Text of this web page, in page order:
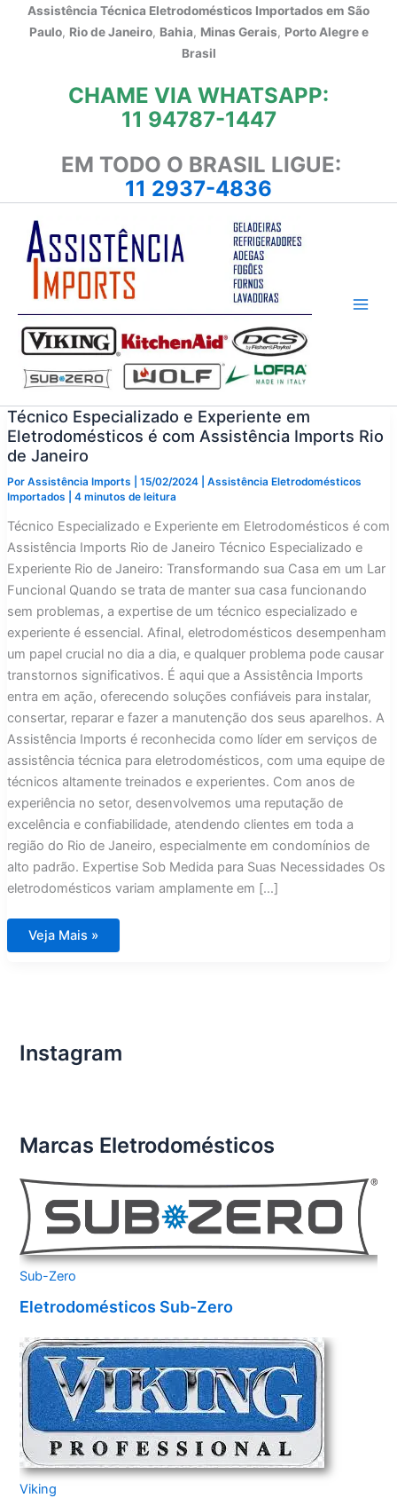
Assistência Técnica Eletrodomésticos Importados em São
Paulo, Rio de Janeiro, Bahia, Minas Gerais, Porto Alegre e
Brasil
CHAME VIA WHATSAPP:
11 94787-1447
EM TODO O BRASIL LIGUE:
11 2937-4836
Técnico Especializado e Experiente em
Eletrodomésticos é com Assistência Imports Rio
de Janeiro
Por Assistência Imports 15/02/2024
Assistência Eletrodomésticos
Importados
4 minutos de leitura
Técnico Especializado e Experiente em Eletrodomésticos é com
Assistência Imports Rio de Janeiro Técnico Especializado e
Experiente Rio de Janeiro: Transformando sua Casa em um Lar
Funcional Quando se trata de manter sua casa funcionando
sem problemas, a expertise de um técnico especializado e
experiente é essencial. Afinal, eletrodomésticos desempenham
um papel crucial no dia a dia, e qualquer problema pode causar
transtornos significativos. É aqui que a Assistência Imports
entra em ação, oferecendo soluções confiáveis para instalar,
consertar, reparar e fazer a manutenção dos seus aparelhos. A
Assistência Imports é reconhecida como líder em serviços de
assistência técnica para eletrodomésticos, com uma equipe de
técnicos altamente treinados e experientes. Com anos de
experiência no setor, desenvolvemos uma reputação de
excelência e confiabilidade, atendendo clientes em toda a
região do Rio de Janeiro, especialmente em condomínios de
alto padrão. Expertise Sob Medida para Suas Necessidades Os
eletrodomésticos variam amplamente em […]
Técnico
Especializado
Imports
Rio
Veja Mais »
Instagram
Marcas Eletrodomésticos
Sub-Zero
Eletrodomésticos Sub-Zero
Viking